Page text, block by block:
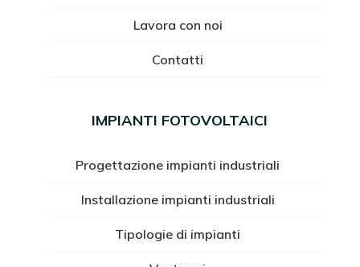
Lavora con noi
Contatti
IMPIANTI FOTOVOLTAICI
Progettazione impianti industriali
Installazione impianti industriali
Tipologie di impianti